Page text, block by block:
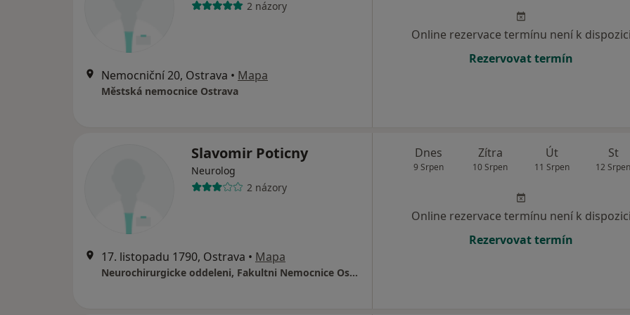
2 názory
Nemocniční 20, Ostrava • Mapa
Městská nemocnice Ostrava
Online rezervace termínu není k dispozici
Rezervovat termín
Slavomir Poticny
Neurolog
2 názory
17. listopadu 1790, Ostrava • Mapa
Neurochirurgicke oddeleni, Fakultni Nemocnice Ostrava
Dnes
9 Srpen
Zítra
10 Srpen
Út
11 Srpen
St
12 Srpen
Online rezervace termínu není k dispozici
Rezervovat termín